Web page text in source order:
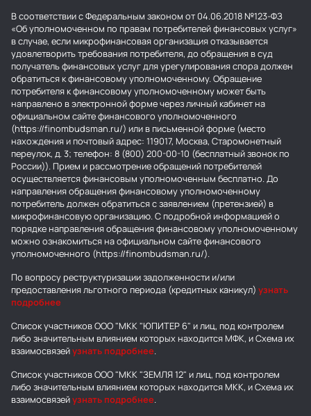
В соответствии с Федеральным законом от 04.06.2018 №123-ФЗ
«Об уполномоченном по правам потребителей финансовых услуг»
в случае, если микрофинансовая организация отказывается
удовлетворить требования потребителя, до обращения в суд
получатель финансовых услуг для урегулирования спора должен
обратиться к финансовому уполномоченному. Обращение
потребителя к финансовому уполномоченному может быть
направлено в электронной форме через личный кабинет на
официальном сайте финансового уполномоченного
(https://finombudsman.ru/) или в письменной форме (место
нахождения и почтовый адрес: 119017, Москва, Старомонетный
переулок, д. 3; телефон: 8 (800) 200-00-10 (бесплатный звонок по
России)). Прием и рассмотрение обращений потребителей
осуществляется финансовым уполномоченным бесплатно. До
направления обращения финансовому уполномоченному
потребитель должен обратиться с заявлением (претензией) в
микрофинансовую организацию. С подробной информацией о
порядке направления обращения финансовому уполномоченному
можно ознакомиться на официальном сайте финансового
уполномоченного (https://finombudsman.ru/).
По вопросу реструктуризации задолженности и/или
предоставления льготного периода (кредитных каникул) узнать
подробнее
Список участников ООО "МКК "ЮПИТЕР 6" и лиц, под контролем
либо значительным влиянием которых находится МФК, и Схема их
взаимосвязейузнать подробнее.
Список участников ООО "МКК "ЗЕМЛЯ 12" и лиц, под контролем
либо значительным влиянием которых находится МКК, и Схема их
взаимосвязейузнать подробнее.